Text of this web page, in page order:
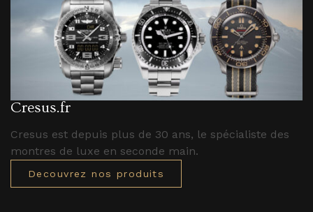
Cresus.fr
Cresus est depuis plus de 30 ans, le spécialiste des
montres de luxe en seconde main.
Decouvrez nos produits